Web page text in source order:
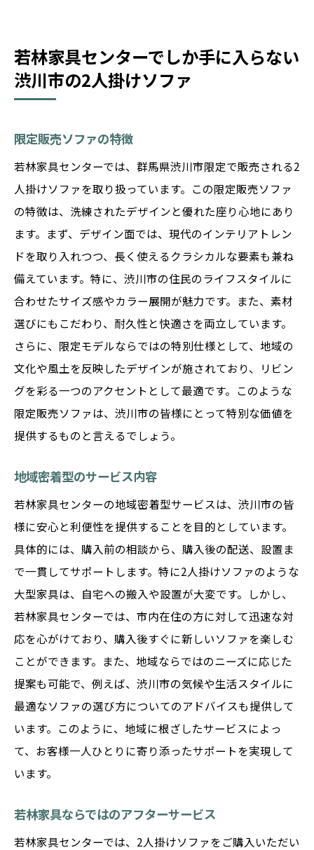
若林家具センターでしか手に入らない
渋川市の2人掛けソファ
限定販売ソファの特徴
若林家具センターでは、群馬県渋川市限定で販売される2
人掛けソファを取り扱っています。この限定販売ソファ
の特徴は、洗練されたデザインと優れた座り心地にあり
ます。まず、デザイン面では、現代のインテリアトレン
ドを取り入れつつ、長く使えるクラシカルな要素も兼ね
備えています。特に、渋川市の住民のライフスタイルに
合わせたサイズ感やカラー展開が魅力です。また、素材
選びにもこだわり、耐久性と快適さを両立しています。
さらに、限定モデルならではの特別仕様として、地域の
文化や風土を反映したデザインが施されており、リビン
グを彩る一つのアクセントとして最適です。このような
限定販売ソファは、渋川市の皆様にとって特別な価値を
提供するものと言えるでしょう。
地域密着型のサービス内容
若林家具センターの地域密着型サービスは、渋川市の皆
様に安心と利便性を提供することを目的としています。
具体的には、購入前の相談から、購入後の配送、設置ま
で一貫してサポートします。特に2人掛けソファのような
大型家具は、自宅への搬入や設置が大変です。しかし、
若林家具センターでは、市内在住の方に対して迅速な対
応を心がけており、購入後すぐに新しいソファを楽しむ
ことができます。また、地域ならではのニーズに応じた
提案も可能で、例えば、渋川市の気候や生活スタイルに
最適なソファの選び方についてのアドバイスも提供して
います。このように、地域に根ざしたサービスによっ
て、お客様一人ひとりに寄り添ったサポートを実現して
います。
若林家具ならではのアフターサービス
若林家具センターでは、2人掛けソファをご購入いただい